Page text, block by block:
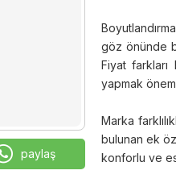
paylaş
göz önünde
Fiyat
yapmak
Marka
bulunan ek
konforlu ve